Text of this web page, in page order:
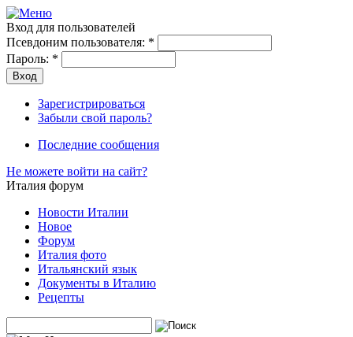
Вход для пользователей
Псевдоним пользователя: *
Пароль: *
Зарегистрироваться
Забыли свой пароль?
Последние сообщения
Не можете войти на сайт?
Италия форум
Новости Италии
Новое
Форум
Италия фото
Итальянский язык
Документы в Италию
Рецепты